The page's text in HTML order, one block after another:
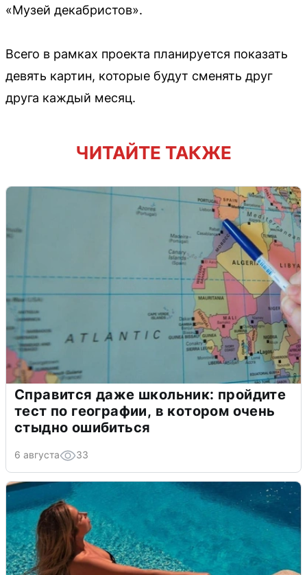
«Музей декабристов».
Всего в рамках проекта планируется показать
девять картин, которые будут сменять друг
друга каждый месяц.
ЧИТАЙТЕ ТАКЖЕ
Справится даже школьник: пройдите
тест по географии, в котором очень
стыдно ошибиться
6 августа 33